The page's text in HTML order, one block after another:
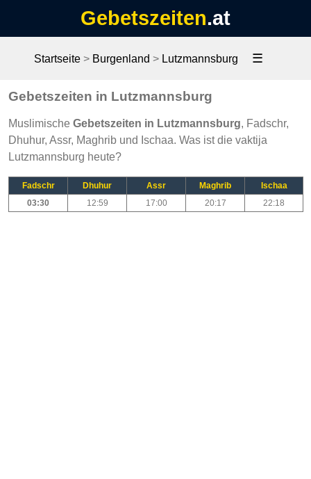
Gebetszeiten.at
Startseite > Burgenland > Lutzmannsburg ☰
Gebetszeiten in Lutzmannsburg
Muslimische Gebetszeiten in Lutzmannsburg, Fadschr,
Dhuhur, Assr, Maghrib und Ischaa. Was ist die vaktija
Lutzmannsburg heute?
Fadschr Dhuhur Assr Maghrib
Ischaa
03:30
12:59 17:00 20:17 22:18